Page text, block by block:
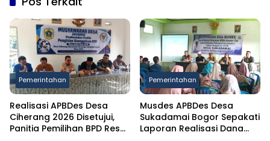
Pemerintahan
Realisasi APBDes Desa
Ciherang 2026 Disetujui,
Panitia Pemilihan BPD Resmi
Pemerintahan
Musdes APBDes Desa
Sukadamai Bogor Sepakati
Laporan Realisasi Dana